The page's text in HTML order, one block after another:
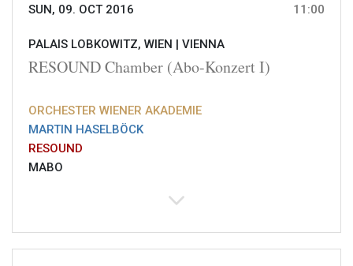
SUN, 09. OCT 2016 11:00
PALAIS LOBKOWITZ, WIEN | VIENNA
RESOUND Chamber (Abo-Konzert I)
ORCHESTER WIENER AKADEMIE
MARTIN HASELBÖCK
RESOUND
MABO